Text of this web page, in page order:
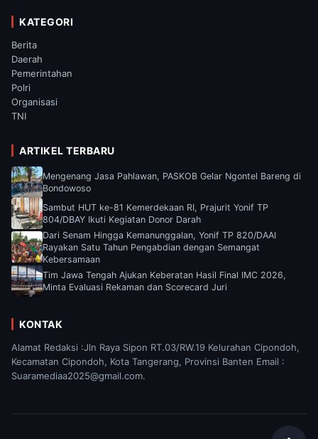
KATEGORI
Berita
Daerah
Pemerintahan
Polri
Organisasi
TNI
ARTIKEL TERBARU
Mengenang Jasa Pahlawan, PASKOB Gelar Ngontel Bareng di
Bondowoso
Sambut HUT ke-81 Kemerdekaan RI, Prajurit Yonif TP
804/DBAY Ikuti Kegiatan Donor Darah
Dari Senam Hingga Kemanunggalan, Yonif TP 820/DAAI
Rayakan Satu Tahun Pengabdian dengan Semangat
Kebersamaan
Tim Jawa Tengah Ajukan Keberatan Hasil Final IMC 2026,
Minta Evaluasi Rekaman dan Scorecard Juri
KONTAK
Alamat Redaksi :Jln Raya Sipon RT.03/RW.19 Kelurahan Cipondoh,
Kecamatan Cipondoh, Kota Tangerang, Provinsi Banten Email :
Suaramediaa2025@gmail.com.